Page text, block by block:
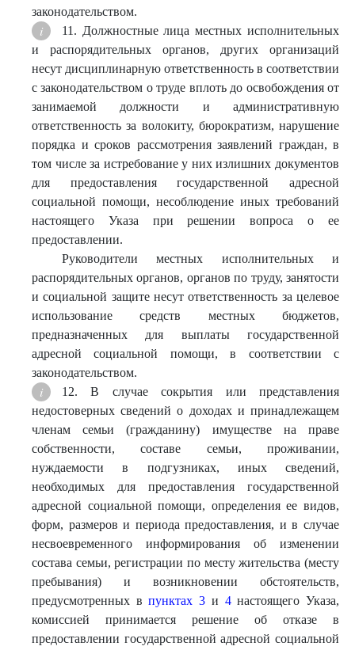
законодательством.
11. Должностные лица местных исполнительных
и распорядительных органов, других организаций
несут дисциплинарную ответственность в соответствии
с законодательством о труде вплоть до освобождения от
занимаемой должности и административную
ответственность за волокиту, бюрократизм, нарушение
порядка и сроков рассмотрения заявлений граждан, в
том числе за истребование у них излишних документов
для предоставления государственной адресной
социальной помощи, несоблюдение иных требований
настоящего Указа при решении вопроса о ее
предоставлении.
Руководители местных исполнительных и
распорядительных органов, органов по труду, занятости
и социальной защите несут ответственность за целевое
использование средств местных бюджетов,
предназначенных для выплаты государственной
адресной социальной помощи, в соответствии с
законодательством.
12. В случае сокрытия или представления
недостоверных сведений о доходах и принадлежащем
членам семьи (гражданину) имуществе на праве
собственности, составе семьи, проживании,
нуждаемости в подгузниках, иных сведений,
необходимых для предоставления государственной
адресной социальной помощи, определения ее видов,
форм, размеров и периода предоставления, и в случае
несвоевременного информирования об изменении
состава семьи, регистрации по месту жительства (месту
пребывания) и возникновении обстоятельств,
предусмотренных впунктах 3 и 4настоящего Указа,
комиссией принимается решение об отказе в
предоставлении государственной адресной социальной